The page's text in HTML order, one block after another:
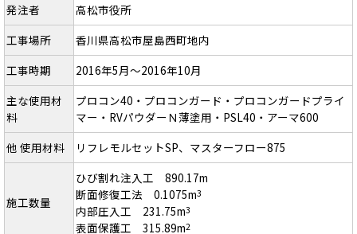
発注者
高松市役所
工事場所
香川県高松市屋島西町地内
工事時期
2016年5月～2016年10月
主な使用材
料
プロコン40・プロコンガード・プロコンガードプライ
マー・RVパウダーＮ薄塗用・PSL40・アーマ600
他 使用材料
リフレモルセットSP、マスターフロー875
施工数量
ひび割れ注入工 890.17m
断面修復工法 0.1075m3
内部圧入工 231.75m3
表面保護工 315.89m2